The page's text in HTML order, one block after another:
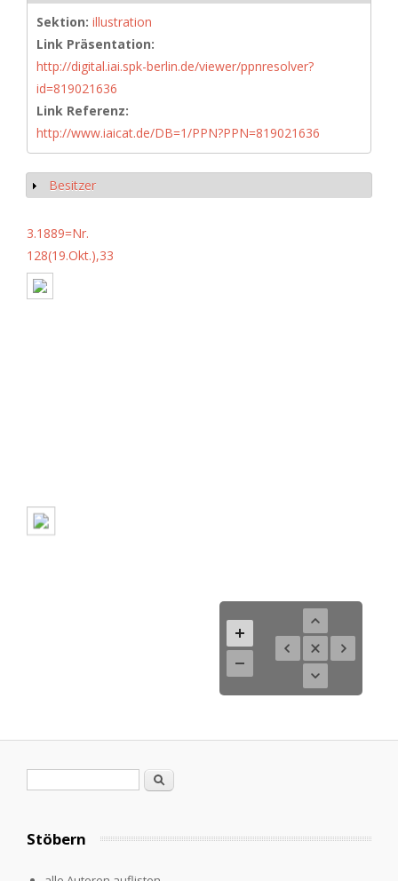
Sektion: illustration
Link Präsentation:
http://digital.iai.spk-berlin.de/viewer/ppnresolver?
id=819021636
Link Referenz:
http://www.iaicat.de/DB=1/PPN?PPN=819021636
Show
Besitzer
3.1889=Nr.
128(19.Okt.),33
Search
Stöbern